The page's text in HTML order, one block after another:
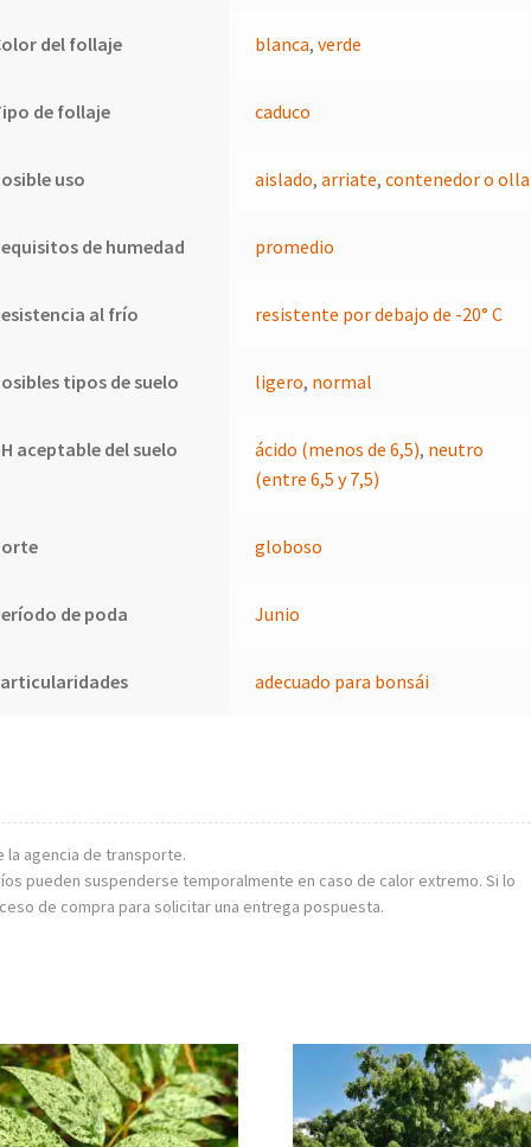
del follaje blanca,verde
de follaje caduco
uso aislado,arriate,contenedor o olla
de humedad promedio
al frío resistente por debajo de -20° C
tipos de suelo ligero, normal
aceptable del suelo ácido (menos de 6,5), neutro
(entre 6,5 y 7,5)
globoso
de poda Junio
adecuado para bonsái
la agencia de transporte.
pueden suspenderse temporalmente en caso de calor extremo. Si lo
de compra para solicitar una entrega pospuesta.